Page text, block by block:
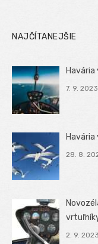
NAJČÍTANEJŠIE
7. 9. 2023
28. 8.
2. 9. 2023